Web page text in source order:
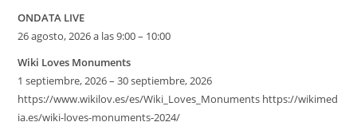
ONDATA LIVE
26 agosto, 2026 a las 9:00 – 10:00
Wiki Loves Monuments
1 septiembre, 2026 – 30 septiembre, 2026
https://www.wikilov.es/es/Wiki_Loves_Monuments https://wikimed
ia.es/wiki-loves-monuments-2024/